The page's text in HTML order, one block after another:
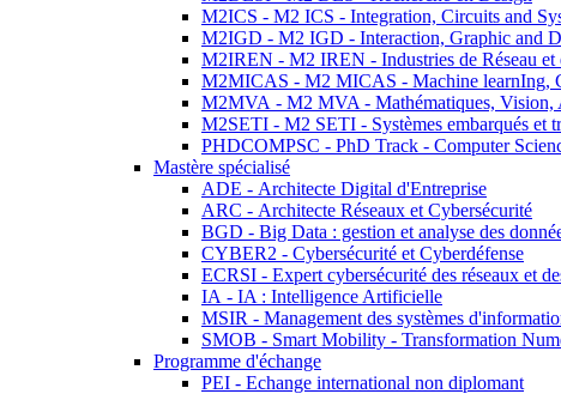
M2ICS - M2 ICS - Integration, Circuits and
M2IGD - M2 IGD - Interaction, Graphic and
M2IREN - M2 IREN - Industries de Réseau et
M2MICAS - M2 MICAS - Machine learnIng,
M2MVA - M2 MVA - Mathématiques, Vision,
M2SETI - M2 SETI - Systèmes embarqués et
PHDCOMPSC - PhD Track - Computer
Mastère spécialisé
ADE - Architecte Digital d'Entreprise
ARC - Architecte Réseaux et Cybersécurité
BGD - Big Data : gestion et analyse des
CYBER2 - Cybersécurité et Cyberdéfense
ECRSI - Expert cybersécurité des réseaux et
IA - IA : Intelligence Artificielle
MSIR - Management des systèmes
SMOB - Smart Mobility - Transformation
Programme d'échange
PEI - Echange international non diplomant